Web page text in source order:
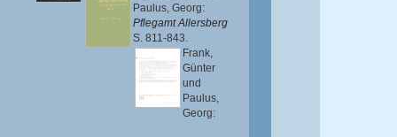
Paulus, Georg:
Pflegamt Allersberg
S. 811-843.
Frank,
Günter
und
Paulus,
Georg: